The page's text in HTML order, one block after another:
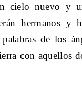
cielo nuevo y
hermanos y
de los
con aquellos